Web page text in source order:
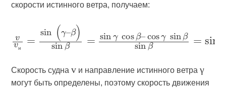
скорости истинного ветра, получаем:
Скорость суднаv и направление истинного ветраγ
могут быть определены, поэтому скорость движения